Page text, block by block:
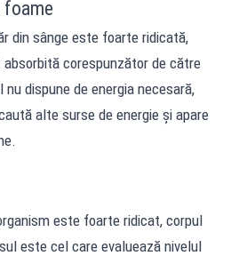
foame
din sânge este foarte ridicată,
corespunzător de către
dispune de energia necesară,
alte surse de energie și apare
este foarte ridicat, corpul
este cel care evaluează nivelul